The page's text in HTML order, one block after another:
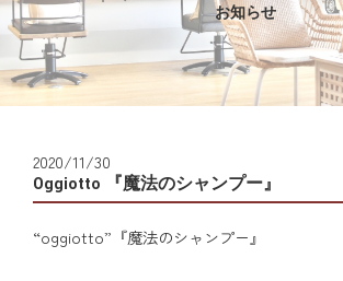
お知らせ
2020/11/30
Oggiotto 『魔法のシャンプー』
“oggiotto”『魔法のシャンプー』